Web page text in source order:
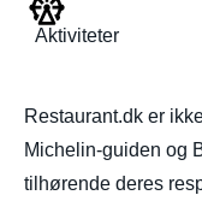
Aktiviteter
Restaurant.dk er
Michelin-guiden og
tilhørende deres